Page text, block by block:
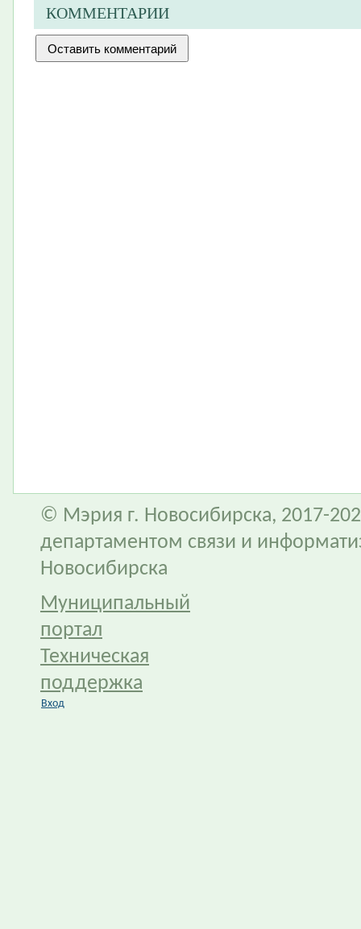
КОММЕНТАРИИ
© Мэрия г. Новосибирска, 2017-
департаментом связи и
Новосибирска
Муниципальный
портал
Техническая
поддержка
Вход